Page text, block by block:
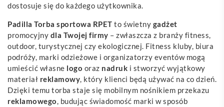
dostosuje się do każdego użytkownika.
Padilla Torba sportowa RPET to świetny gadżet
promocyjny dla Twojej firmy – zwłaszcza z branży fitness,
outdoor, turystycznej czy ekologicznej. Fitness kluby, biura
podróży, marki odzieżowe i organizatorzy eventów mogą
umieścić własne logo oraz nadruk i stworzyć wyjątkowy
materiał reklamowy, który klienci będą używać na co dzień.
Dzięki temu torba staje się mobilnym nośnikiem przekazu
reklamowego, budując świadomość marki w sposób